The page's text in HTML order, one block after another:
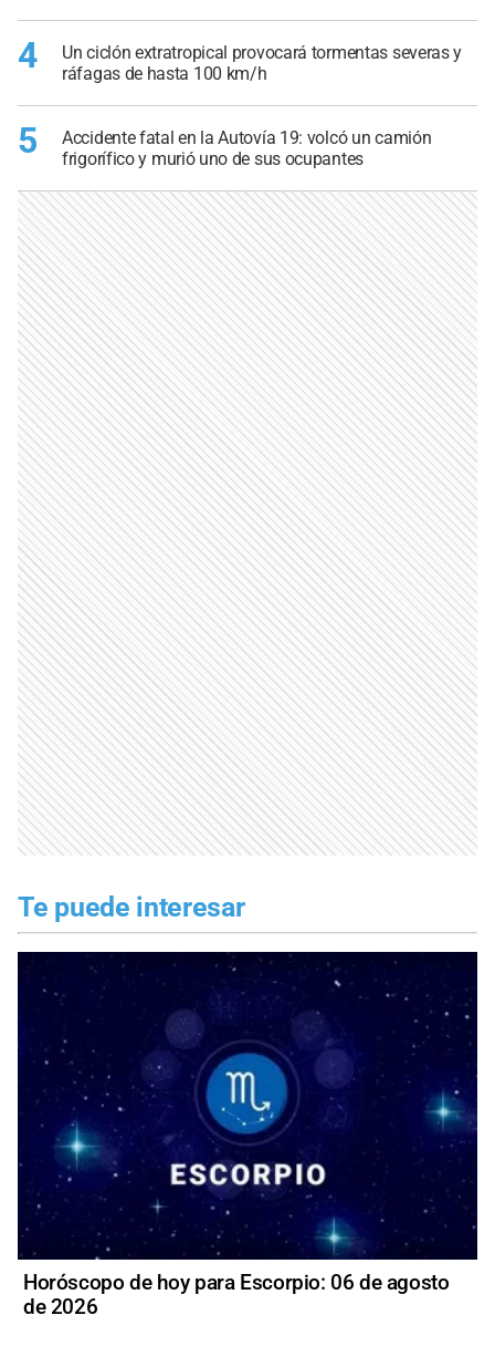
4
Un ciclón extratropical provocará tormentas severas y
ráfagas de hasta 100 km/h
5
Accidente fatal en la Autovía 19: volcó un camión
frigorífico y murió uno de sus ocupantes
Te puede interesar
Horóscopo de hoy para Escorpio: 06 de agosto
de 2026